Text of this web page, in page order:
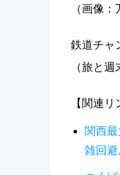
（画像：
鉄道チャ
（旅と
【関連リ
関西
雑回